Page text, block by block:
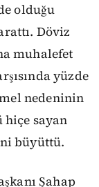
olduğu
Döviz
muhalefet
yüzde
nedeninin
sayan
büyüttü.
Şahap